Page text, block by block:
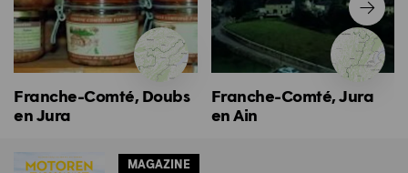
Franche-Comté, Doubs
en Jura
Franche-Comté, Jura
en Ain
MAGAZINE